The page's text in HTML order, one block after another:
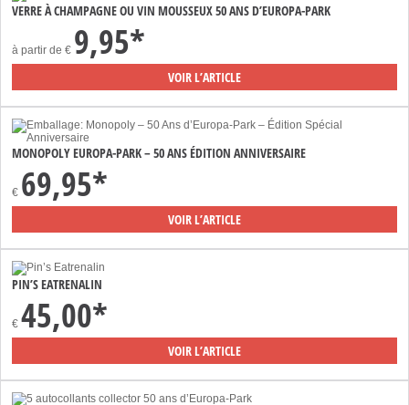
VERRE À CHAMPAGNE OU VIN MOUSSEUX 50 ANS D’EUROPA-PARK
à partir de € 9,95*
VOIR L’ARTICLE
MONOPOLY EUROPA-PARK – 50 ANS ÉDITION ANNIVERSAIRE
€ 69,95*
VOIR L’ARTICLE
PIN’S EATRENALIN
€ 45,00*
VOIR L’ARTICLE